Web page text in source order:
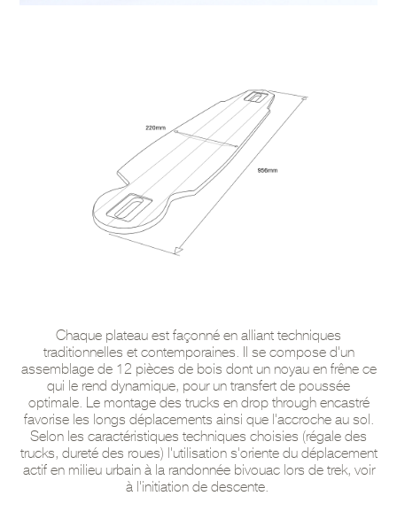
Chaque plateau est façonné en alliant techniques
traditionnelles et contemporaines. Il se compose d'un
assemblage de 12 pièces de bois dont un noyau en frêne ce
qui le rend dynamique, pour un transfert de poussée
optimale. Le montage des trucks en drop through encastré
favorise les longs déplacements ainsi que l'accroche au sol.
Selon les caractéristiques techniques choisies (régale des
trucks, dureté des roues) l'utilisation s'oriente du déplacement
actif en milieu urbain à la randonnée bivouac lors de trek, voir
à l'initiation de descente.